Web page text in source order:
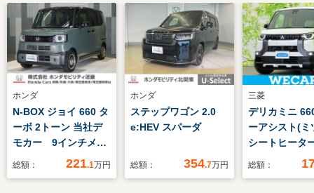
ホンダ
N-BOX ジョイ 660 タ
ーボ 2トーン 当社デ
モカー 9インチメモ
リーナビ ホンダセン
総額： 221.1万円
ホンダ
ステップワゴン 2.0
e:HEV スパーダ
総額： 354.7万円
三菱
デリカミニ
ーアシスト(ミ
シートヒータ
シート ハー
総額：